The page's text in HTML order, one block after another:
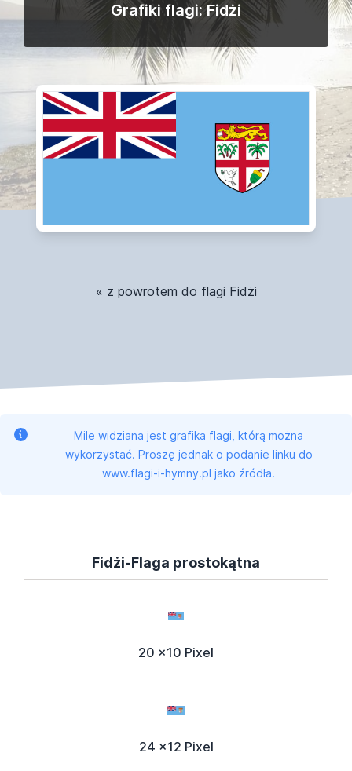
Grafiki flagi: Fidżi
« z powrotem do flagi Fidżi
Mile widziana jest grafika flagi, którą można
wykorzystać. Proszę jednak o podanie linku do
www.flagi-i-hymny.pl jako źródła.
Fidżi-Flaga prostokątna
20 x10 Pixel
24 x12 Pixel